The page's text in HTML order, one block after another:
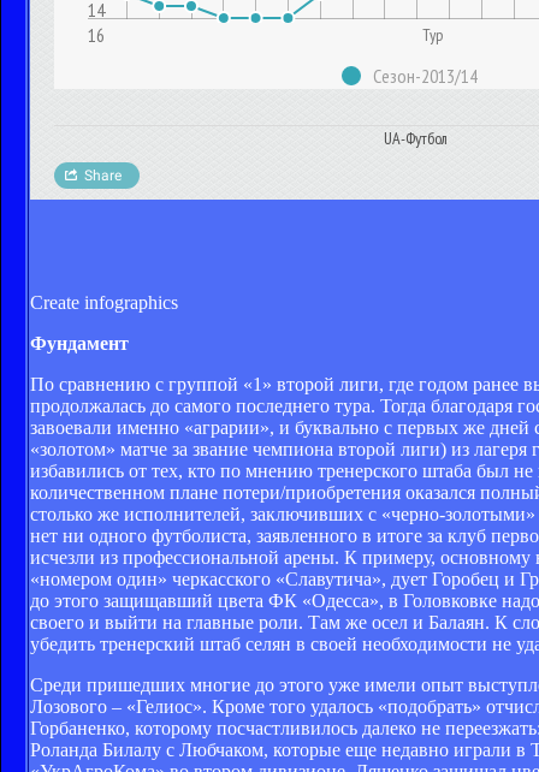
Create infographics
Фундамент
По сравнению с группой «1» второй лиги, где годом ранее
продолжалась до самого последнего тура. Тогда
завоевали именно «аграрии», и буквально с первых же
«золотом» матче за звание чемпиона второй лиги) из
избавились от тех, кто по мнению тренерского штаба был
количественном плане потери/приобретения оказался
столько же исполнителей, заключивших с «черно-
нет ни одного футболиста, заявленного в итоге за клуб
исчезли из профессиональной арены. К примеру,
«номером один» черкасского «Славутича», дует Горобец
до этого защищавший цвета ФК «Одесса», в Головковке
своего и выйти на главные роли. Там же осел и Балаян. К
убедить тренерский штаб селян в своей необходимости не
Среди пришедших многие до этого уже имели опыт
Лозового – «Гелиос». Кроме того удалось «подобрать»
Горбаненко, которому посчастливилось далеко не
Роланда Билалу с Любчаком, которые еще недавно играли